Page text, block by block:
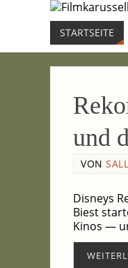
START­SEI­TE
und
VON
Dis­neys
Biest
Kinos —